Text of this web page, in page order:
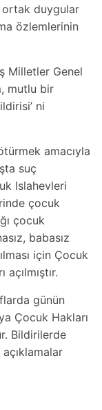
ortak duygular
özlemlerinin
Milletler Genel
mutlu bir
ni
amacıyla
suç
Islahevleri
çocuk
çocuk
babasız
için Çocuk
günün
Çocuk Hakları
Bildirilerde